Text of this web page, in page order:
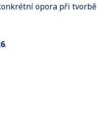
opora při tvorbě
.